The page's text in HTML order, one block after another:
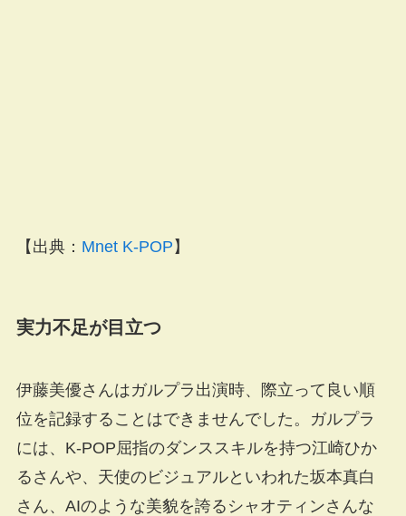
【出典： Mnet K-POP 】
実力不足が目立つ
伊藤美優さんはガルプラ出演時、際立って良い順
位を記録することはできませんでした。ガルプラ
には、K-POP屈指のダンススキルを持つ江崎ひか
るさんや、天使のビジュアルといわれた坂本真白
さん、AIのような美貌を誇るシャオティンさんな